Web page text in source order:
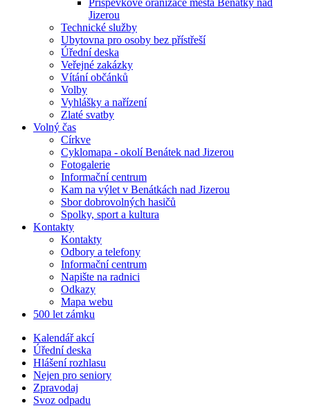
Příspěvkové oranizace města Benátky nad
Jizerou
Technické služby
Ubytovna pro osoby bez přístřeší
Úřední deska
Veřejné zakázky
Vítání občánků
Volby
Vyhlášky a nařízení
Zlaté svatby
Volný čas
Církve
Cyklomapa - okolí Benátek nad Jizerou
Fotogalerie
Informační centrum
Kam na výlet v Benátkách nad Jizerou
Sbor dobrovolných hasičů
Spolky, sport a kultura
Kontakty
Kontakty
Odbory a telefony
Informační centrum
Napište na radnici
Odkazy
Mapa webu
500 let zámku
Kalendář akcí
Úřední deska
Hlášení rozhlasu
Nejen pro seniory
Zpravodaj
Svoz odpadu